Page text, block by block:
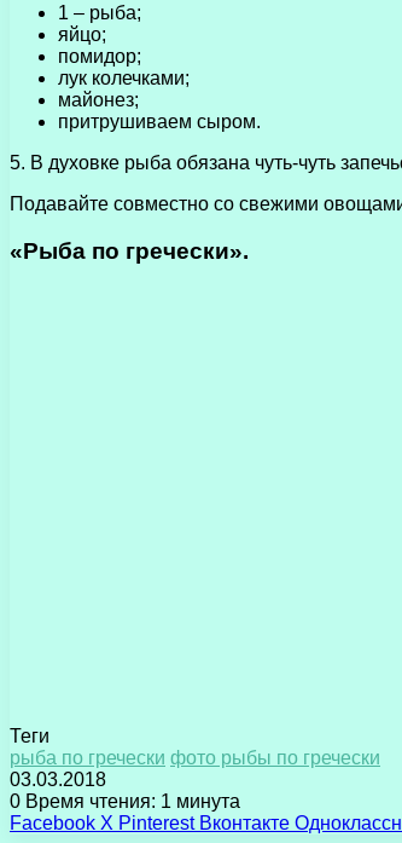
1 – рыба;
яйцо;
помидор;
лук колечками;
майонез;
притрушиваем сыром.
5. В духовке рыба обязана чуть-чуть
Подавайте совместно со свежими
«Рыба по гречески».
Теги
рыба по гречески фото рыбы по гречески
03.03.2018
0 Время чтения: 1 минута
Facebook X Pinterest Вконтакте